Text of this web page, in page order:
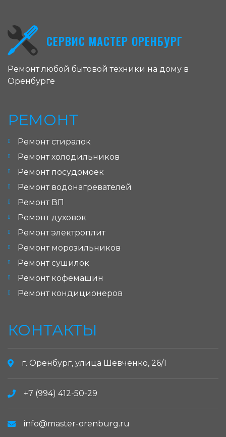
СЕРВИС МАСТЕР ОРЕНБУРГ
Ремонт любой бытовой техники на дому в
Оренбурге
РЕМОНТ
Ремонт стиралок
Ремонт холодильников
Ремонт посудомоек
Ремонт водонагревателей
Ремонт ВП
Ремонт духовок
Ремонт электроплит
Ремонт морозильников
Ремонт сушилок
Ремонт кофемашин
Ремонт кондиционеров
КОНТАКТЫ
г. Оренбург, улица Шевченко, 26/1
+7 (994) 412-50-29
info@master-orenburg.ru